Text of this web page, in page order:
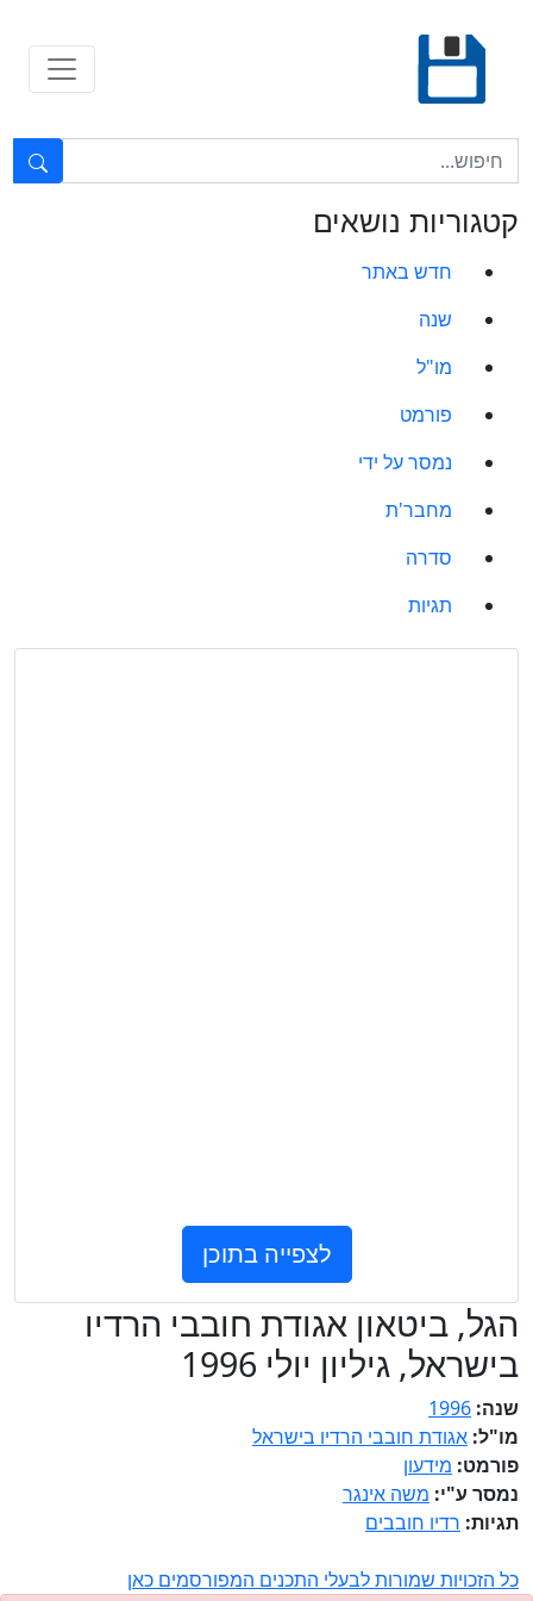
content
טקסט חופשי...
קטגוריות נושאים
חדש באתר
שנה
מו"ל
פורמט
נמסר על ידי
מחבר'ת
סדרה
תגיות
לצפייה בתוכן
הגל, ביטאון אגודת חובבי הרדיו
בישראל, גיליון יולי 1996
שנה: 1996
מו"ל: אגודת חובבי הרדיו בישראל
פורמט: מידעון
נמסר ע"י: משה אינגר
תגיות: רדיו חובבים
כל הזכויות שמורות לבעלי התכנים המפורסמים כאן